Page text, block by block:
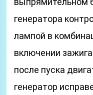
генератора
лампой в
включении
после пуска
генератор